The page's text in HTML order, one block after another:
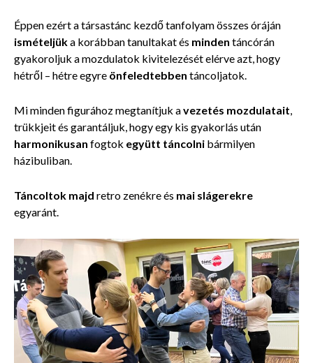
Éppen ezért a társastánc kezdő tanfolyam összes óráján
ismételjüka korábban tanultakat és minden táncórán
gyakoroljuk a mozdulatok kivitelezését elérve azt, hogy
hétről – hétre egyre önfeledtebben táncoljatok.
Mi minden figurához megtanítjuk avezetés mozdulatait,
trükkjeit és garantáljuk, hogy egy kis gyakorlás után
harmonikusan fogtok együtt táncolni bármilyen
házibuliban.
Táncoltok majd retro zenékre és mai slágerekre
egyaránt.